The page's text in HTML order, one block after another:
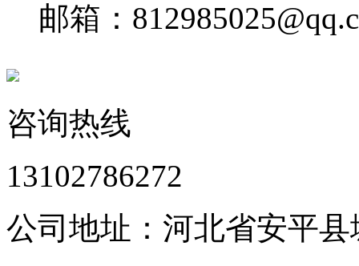
邮箱：
咨询热线
13102786272
公司地址：河北省安平